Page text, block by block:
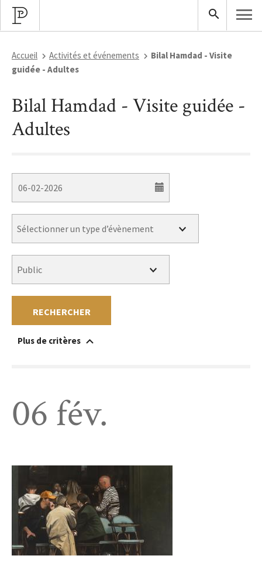
Accueil Activités et événements
Bilal Hamdad - Visite
guidée - Adultes
Bilal Hamdad - Visite guidée -
Adultes
RECHERCHER
Plus de critères
06 fév.